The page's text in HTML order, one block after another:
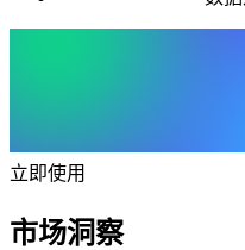
立即使用
市场洞察